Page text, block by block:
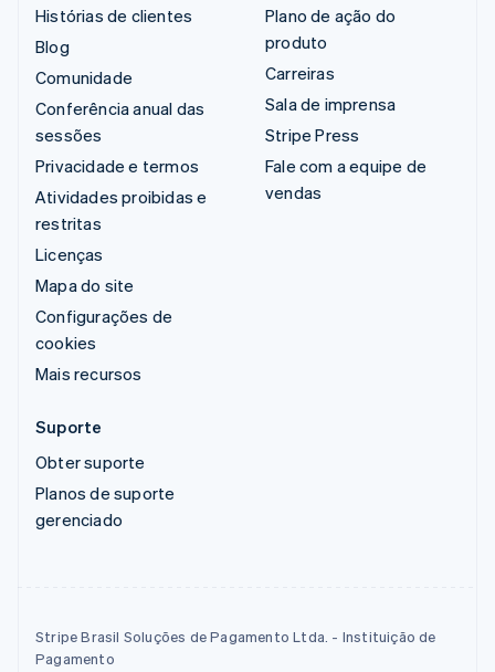
Histórias de clientes
Blog
Comunidade
Conferência anual das
sessões
Privacidade e termos
Atividades proibidas e
restritas
Licenças
Mapa do site
Configurações de
cookies
Mais recursos
Plano de ação do
produto
Carreiras
Sala de imprensa
Stripe Press
Fale com a equipe de
vendas
Suporte
Obter suporte
Planos de suporte
gerenciado
Stripe Brasil Soluções de Pagamento Ltda. - Instituição de
Pagamento